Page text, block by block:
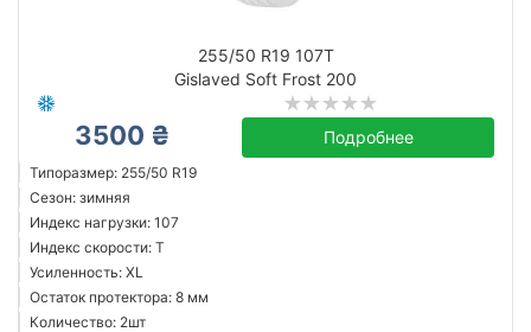
255/50 R19 107T
Gislaved Soft Frost 200
3500 ₴ Подробнее
Типоразмер: 255/50 R19
Сезон: зимняя
Индекс нагрузки: 107
Индекс скорости: T
Усиленность: XL
Остаток протектора: 8 мм
Количество: 2шт